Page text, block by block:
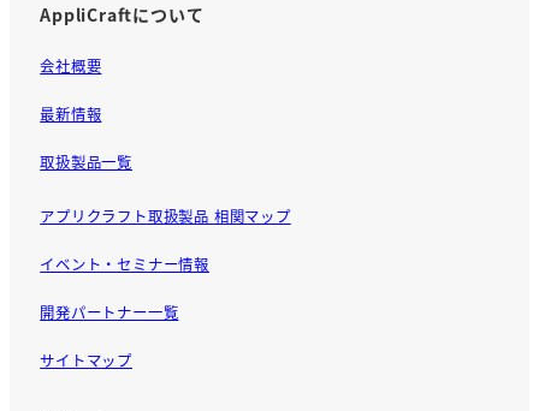
AppliCraftについて
会社概要
最新情報
取扱製品一覧
アプリクラフト取扱製品 相関マップ
イベント・セミナー情報
開発パートナー一覧
サイトマップ